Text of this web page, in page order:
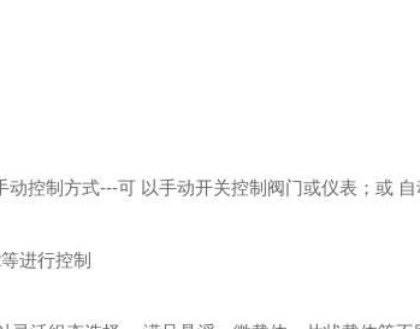
控制方式---可 以手动开关控制阀门或仪表；或
进行控制